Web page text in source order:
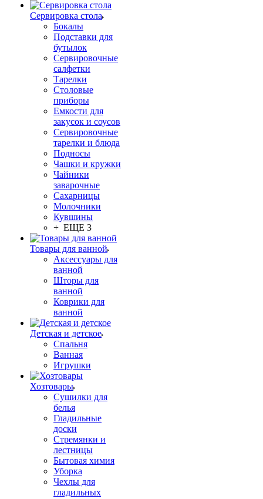
Сервировка стола
Бокалы
Подставки для
бутылок
Сервировочные
салфетки
Тарелки
Столовые
приборы
Емкости для
закусок и соусов
Сервировочные
тарелки и блюда
Подносы
Чашки и кружки
Чайники
заварочные
Сахарницы
Молочники
Кувшины
+ ЕЩЕ 3
Товары для ванной
Аксессуары для
ванной
Шторы для
ванной
Коврики для
ванной
Детская и детское
Спальня
Ванная
Игрушки
Хозтовары
Сушилки для
белья
Гладильные
доски
Стремянки и
лестницы
Бытовая химия
Уборка
Чехлы для
гладильных